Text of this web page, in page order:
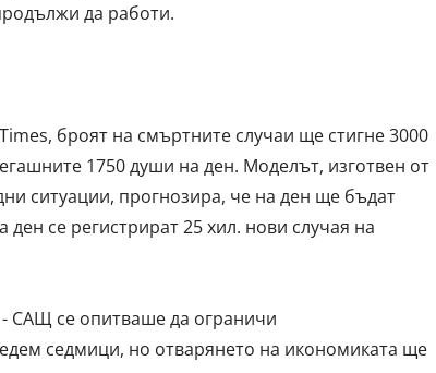
да работи.
броят на смъртните случаи ще стигне 3000
1750 души на ден. Моделът, изготвен от
ситуации, прогнозира, че на ден ще бъдат
се регистрират 25 хил. нови случая на
- САЩ се опитваше да ограничи
седмици, но отварянето на икономиката ще